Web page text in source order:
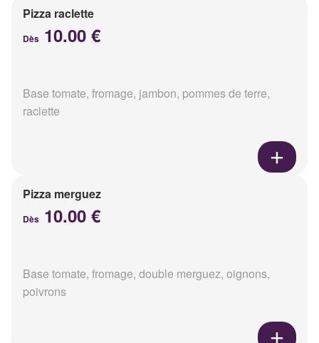
Pizza raclette
Dès 10.00 €
Base tomate, fromage, jambon, pommes de terre,
raclette
Pizza merguez
Dès 10.00 €
Base tomate, fromage, double merguez, oignons,
poivrons